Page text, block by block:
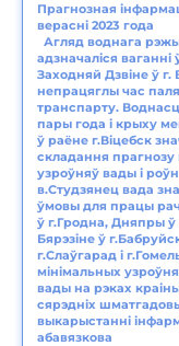
Прагнозная
верасні 2023 года
Агляд воднага
адзначаліся
Заходняй Дзвіне ў г.
непрацяглы час
транспарту.
пары года і крыху
ў раёне г.Віцебск
складання
узроўняў вады і
в.Студзянец вада
ўмовы для працы
ў г.Гродна, Дняпры ў
Бярэзіне ў
г.Слаўгарад і
мінімальных
вады на рэках
сярэдніх
выкарыстанні
абавязкова